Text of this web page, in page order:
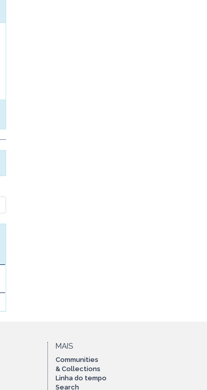
MAIS
Communities
& Collections
Linha do tempo
Search